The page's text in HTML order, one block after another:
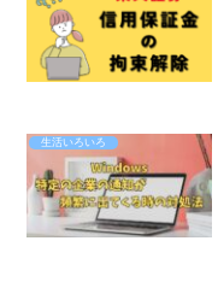
生活いろいろ